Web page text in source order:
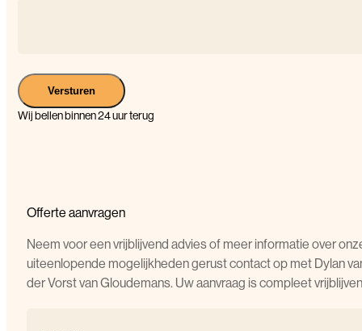
Versturen
Wij bellen binnen 24 uur terug
Offerte aanvragen
Neem voor een vrijblijvend advies of meer informatie over
uiteenlopende mogelijkheden gerust contact op met Dylan
der Vorst van Gloudemans. Uw aanvraag is compleet